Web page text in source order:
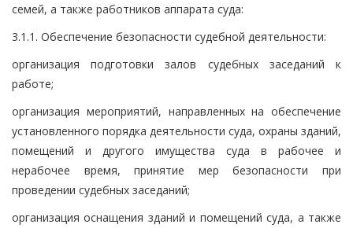
семей, а также работников аппарата суда:
3.1.1. Обеспечение безопасности судебной деятельности:
организация подготовки залов судебных заседаний к
работе;
организация мероприятий, направленных на обеспечение
установленного порядка деятельности суда, охраны зданий,
помещений и другого имущества суда в рабочее и
нерабочее время, принятие мер безопасности при
проведении судебных заседаний;
организация оснащения зданий и помещений суда, а также